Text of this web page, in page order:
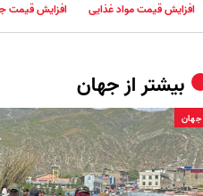
افزایش قیمت مواد غذایی
افزایش قیمت
بیشتر ازجهان
جهان